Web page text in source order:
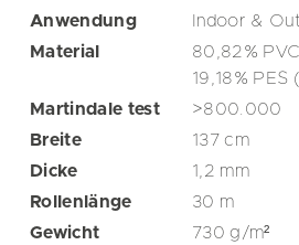
Anwendung
Indoor &
Material
80,82%
19,18% PES
Martindale test
>800.000
Breite
137cm
Dicke
1,2 mm
Rollenlänge
30 m
Gewicht
730g/m²